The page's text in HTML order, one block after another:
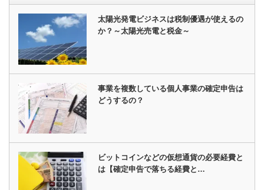
太陽光発電ビジネスは税制優遇が使えるの
か？～太陽光売電と税金～
事業を複数している個人事業の確定申告は
どうするの？
ビットコインなどの仮想通貨の必要経費と
は【確定申告で落ちる経費と…